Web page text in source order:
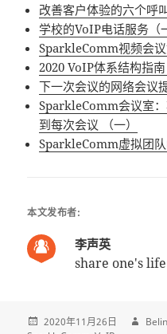
改善客户体验的六个呼
学校的VoIP电话服务（
SparkleComm视频会
2020 VoIP体系结构指南
下一次会议的网络会议
SparkleComm会议室
到每次会议 （一）
SparkleComm虚拟团队
本文发布者:
李声英
share one's life
2020年11月26日